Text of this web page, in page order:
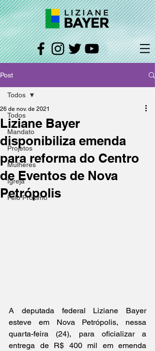
Post
Todos
Mandato
Projetos
Mulheres
Igreja
Pelo Próximo
Todos
Liziane Bayer
disponibiliza emenda
para reforma do Centro
de Eventos de Nova
Petrópolis
26 de nov. de 2021
A deputada federal Liziane Bayer
esteve em Nova Petrópolis, nessa
quarta-feira (24), para oficializar a
entrega de R$ 400 mil em emenda